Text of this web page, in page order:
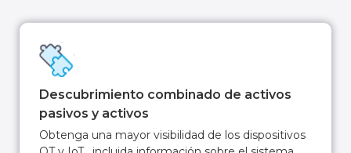
Descubrimiento combinado de activos
pasivos y activos
Obtenga una mayor visibilidad de los dispositivos